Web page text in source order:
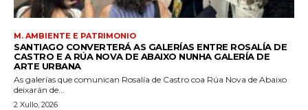
M. AMBIENTE E PATRIMONIO
SANTIAGO CONVERTERÁ AS GALERÍAS ENTRE ROSALÍA DE
CASTRO E A RÚA NOVA DE ABAIXO NUNHA GALERÍA DE
ARTE URBANA
As galerías que comunican Rosalía de Castro coa Rúa Nova de Abaixo
deixarán de...
2 Xullo, 2026